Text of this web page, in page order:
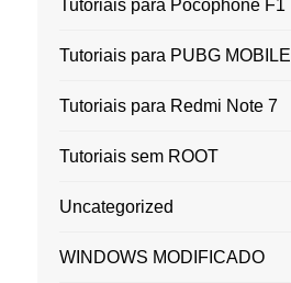
Tutoriais para Pocophone F1
Tutoriais para PUBG MOBILE
Tutoriais para Redmi Note 7
Tutoriais sem ROOT
Uncategorized
WINDOWS MODIFICADO